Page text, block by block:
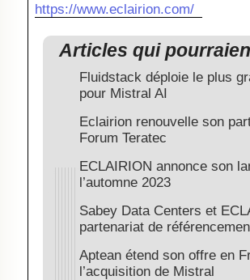
https://www.eclairion.com/
Articles qui
Fluidstack déploie le plus
pour Mistral AI
Eclairion renouvelle son
Forum Teratec
ECLAIRION annonce son
l’automne 2023
Sabey Data Centers et
partenariat de
Aptean étend son offre en
l’acquisition de Mistral